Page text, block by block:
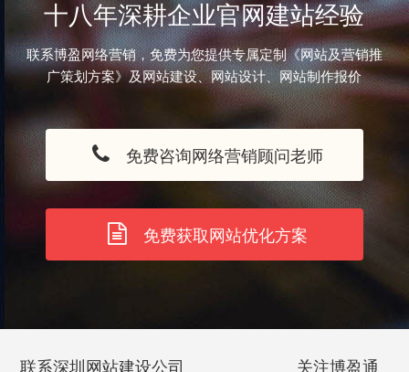
十八年深耕企业官网建站经验
联系博盈网络营销，免费为您提供专属定制《网站及营销推
广策划方案》及网站建设、网站设计、网站制作报价
免费咨询网络营销顾问老师
免费获取网站优化方案
联系深圳网站建设公司 关注博盈通